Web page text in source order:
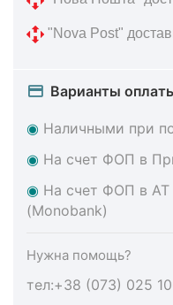
"Nova Post"
Варианты
◉ Наличными при
◉ На счет ФОП в
◉ На счет ФОП в АТ
(Monobank)
Нужна помощь?
тел:+38 (073) 025